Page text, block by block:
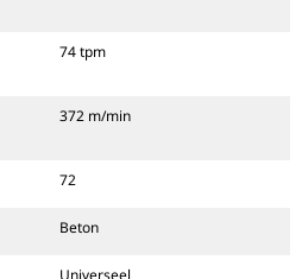
74 tpm
372 m/min
72
Beton